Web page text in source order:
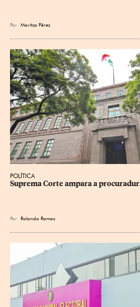
Por Maritza Pérez
POLÍTICA
Suprema Corte ampara a
Por Rolando Ramos